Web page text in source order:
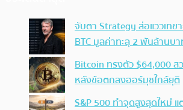
จับตา Strategy ส่อแววเทข
BTC มูลค่าทะลุ 2 พันล้านบ
Bitcoin ทรงตัว $64,000 ส
หลังข้อตกลงฮอร์มุซใกล้ยุติ
S&P 500 ทำจุดสูงสุดใหม่